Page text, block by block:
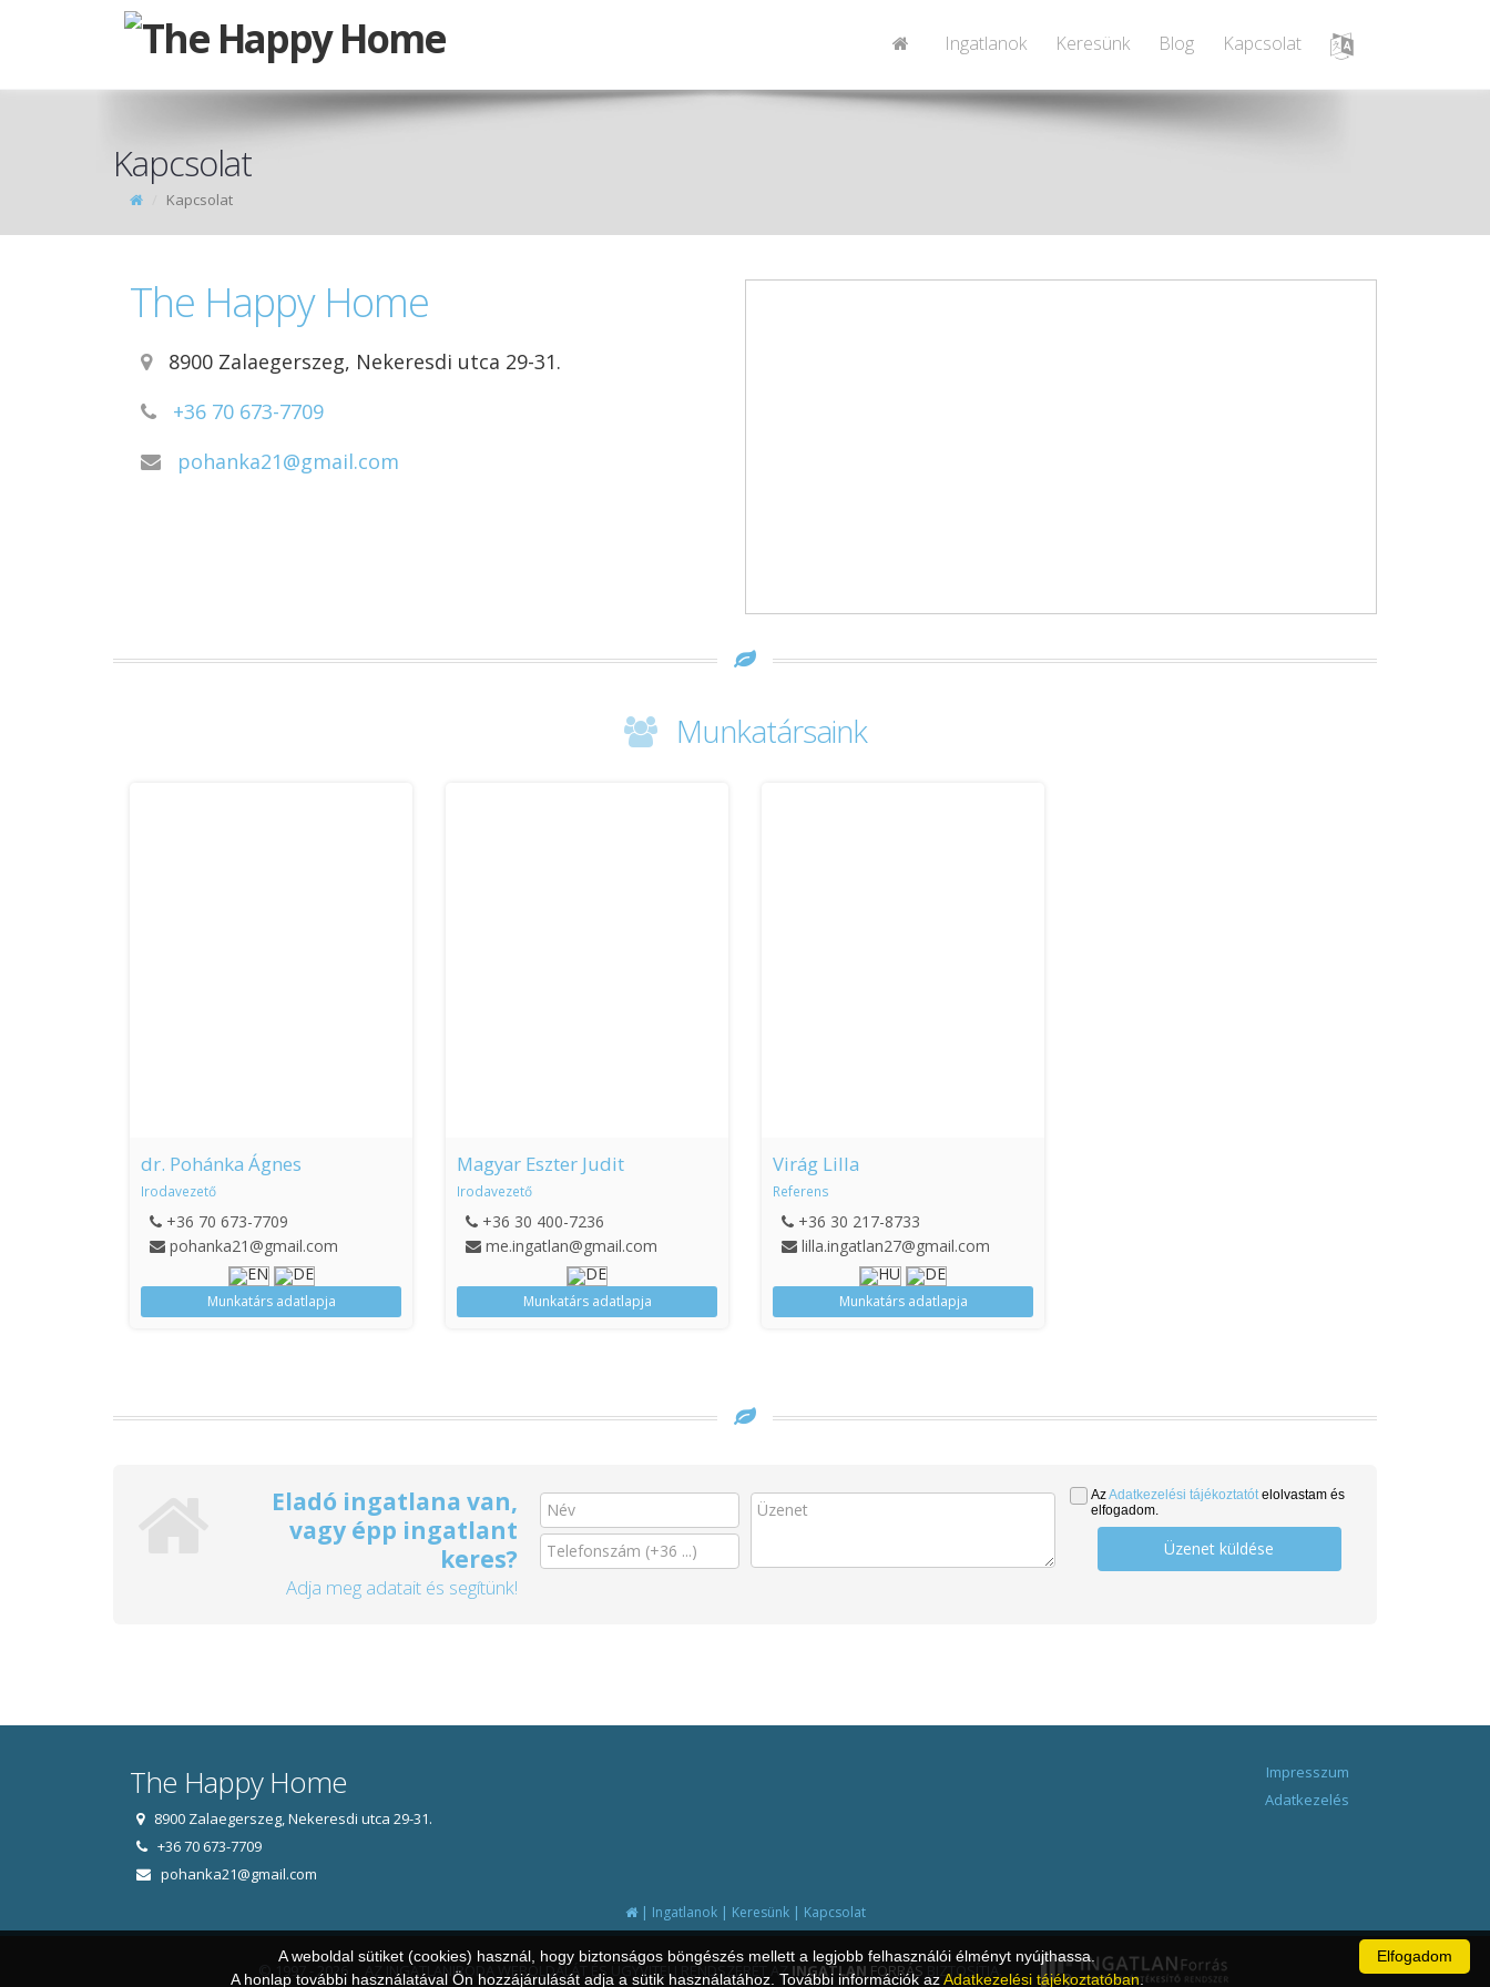
Ingatlanok Keresünk Blog Kapcsolat
Kapcsolat
Kapcsolat
The Happy Home
8900 Zalaegerszeg, Nekeresdi utca 29-31.
+36 70 673-7709
pohanka21@gmail.com
Munkatársaink
dr. Pohánka Ágnes
Irodavezető
+36 70 673-7709
pohanka21@gmail.com
Munkatárs adatlapja
Magyar Eszter Judit
Irodavezető
+36 30 400-7236
me.ingatlan@gmail.com
Munkatárs adatlapja
Virág Lilla
Referens
+36 30 217-8733
lilla.ingatlan27@gmail.com
Munkatárs adatlapja
Eladó ingatlana van,
vagy épp ingatlant
keres?
Adja meg adatait és segítünk!
AzAdatkezelési tájékoztatótelolvastam és
elfogadom.
Üzenet küldése
The Happy Home
8900 Zalaegerszeg, Nekeresdi utca 29-31.
+36 70 673-7709
pohanka21@gmail.com
Impresszum
Adatkezelés
| Ingatlanok| Keresünk| Kapcsolat
© 1997 - 2026 AZ INGATLANIRODA WEBOLDALÁT ÉS ÜGYVITELI RENDSZERÉT AZINGATLAN FORRÁS BIZTOSÍTJA.
Elfogadom
A weboldal sütiket (cookies) használ, hogy biztonságos böngészés mellett a legjobb felhasználói élményt nyújthassa.
A honlap további használatával Ön hozzájárulását adja a sütik használatához. További információk azAdatkezelési tájékoztatóban.